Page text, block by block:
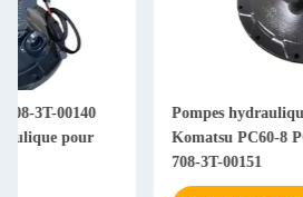
Pompes hydrauliques pour excavatrices
Komatsu PC60-8 PC70-8 708-3T-00161